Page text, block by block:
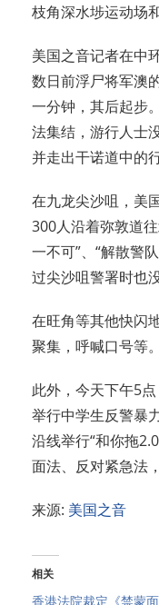
枝角深水埗运动场
美国之音记者在中
数日前浮尸将军澳
一分钟，其后起步
法集结，游行人士
并走出干诺道中的
在九龙尖沙咀，美
300人沿着弥敦道
一不可”、“解散警
过尖沙咀警署时也
在旺角等其他快闪
聚集，呼喊口号等。
此外，今天下午5
举行中学生反警暴
沿线举行“和你拖
面法、反对紧急法
来源: 美国之音
相关
香港法院裁定《禁蒙面